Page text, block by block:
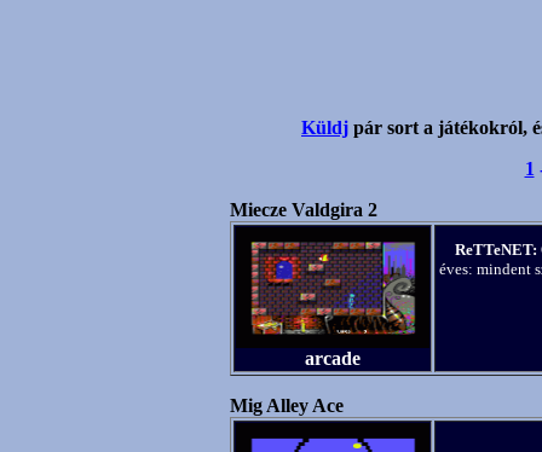
Küldj pár sort a játékokról,
1
Miecze Valdgira 2
arcade
ReTTeNET:
éves: mindent
Mig Alley Ace